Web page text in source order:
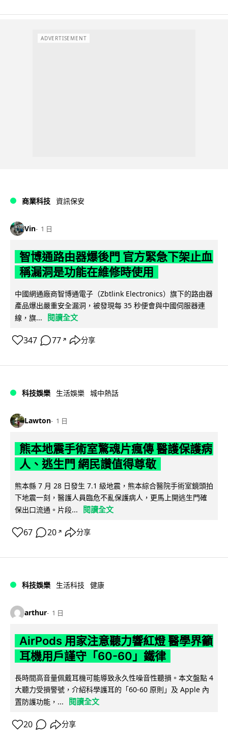
ADVERTISEMENT
商業科技 資訊保安
Vin 1 日
智博通路由器爆後門 官方緊急下架止血
稱漏洞是功能在維修時使用
中國網通廠商智博通電子（Zbtlink Electronics）旗下的路由器
產品爆出嚴重安全漏洞，被發現每 35 秒便會與中國伺服器連
線，旗...
閱讀全文
347 77 ↗ 分享
科技娛樂 生活娛樂 城中熱話
Lawton 1 日
熊本地震手術室驚魂片瘋傳 醫護保護病
人、逃生門 網民讚值得尊敬
熊本縣 7 月 28 日發生 7.1 級地震，熊本綜合醫院手術室鏡頭拍
下地震一刻，醫護人員臨危不亂保護病人，更馬上開逃生門確
保出口流通。片段...
閱讀全文
67 20 ↗ 分享
科技娛樂 生活科技 健康
arthur 1 日
AirPods 用家注意聽力響紅燈 醫學界籲
耳機用戶謹守「60-60」鐵律
長時間高音量佩戴耳機可能導致永久性噪音性聽損。本文盤點 4
大聽力受損警號，介紹科學護耳的「60-60 原則」及 Apple 內
置防護功能，...
閱讀全文
20 分享